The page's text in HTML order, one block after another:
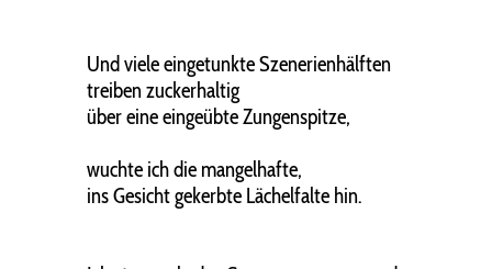
Und viele eingetunkte Szenerienhälften
treiben zuckerhaltig
über eine eingeübte Zungenspitze,
wuchte ich die mangelhafte,
ins Gesicht gekerbte Lächelfalte hin.